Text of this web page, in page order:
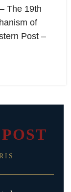
The 19th
of
Post –